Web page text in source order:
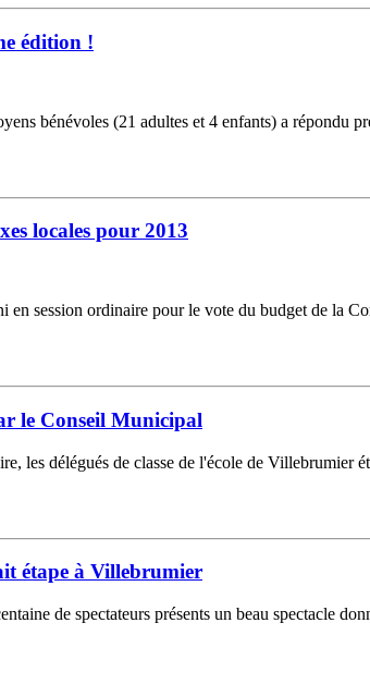
édition !
bénévoles (21 adultes et 4 enfants) a
locales pour 2013
session ordinaire pour le vote du budget de la
le Conseil Municipal
les délégués de classe de l'école de Villebrumier
étape à Villebrumier
de spectateurs présents un beau spectacle